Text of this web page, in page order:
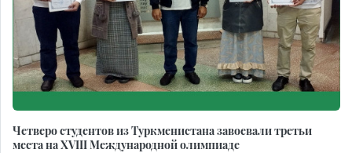
Четверо студентов из Туркменистана завоевали третьи
места на XVIII Международной олимпиаде